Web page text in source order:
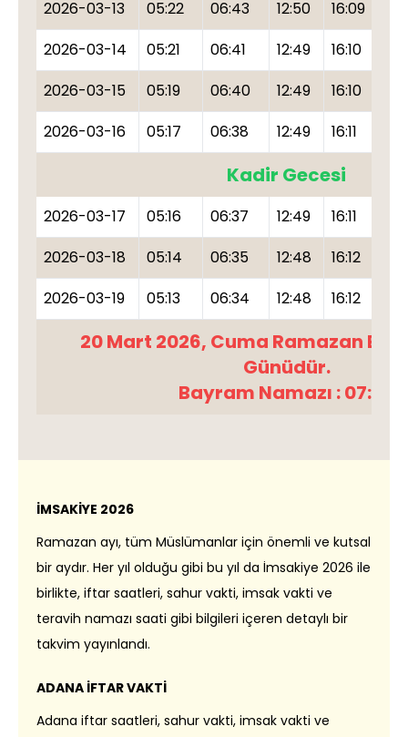
2026-03-13
05:22 06:43 12:50 16:09
2026-03-14
05:21 06:41 12:49 16:10
2026-03-15
05:19 06:40 12:49 16:10
2026-03-16
05:17 06:38 12:49 16:11
Kadir Gecesi
2026-03-17 05:16 06:37 12:49 16:11
2026-03-18
05:14 06:35 12:48 16:12
2026-03-19
05:13 06:34 12:48 16:12
20 Mart 2026, Cuma Ramazan
Günüdür.
Bayram Namazı : 07:09
İMSAKİYE 2026
Ramazan ayı, tüm Müslümanlar için önemli ve kutsal
bir aydır. Her yıl olduğu gibi bu yıl da İmsakiye 2026 ile
birlikte, iftar saatleri, sahur vakti, imsak vakti ve
teravih namazı saati gibi bilgileri içeren detaylı bir
takvim yayınlandı.
ADANA İFTAR VAKTİ
Adana iftar saatleri, sahur vakti, imsak vakti ve